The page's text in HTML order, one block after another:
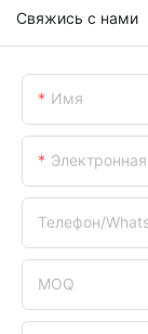
Свяжись с нами
Имя
Телефон/
MOQ